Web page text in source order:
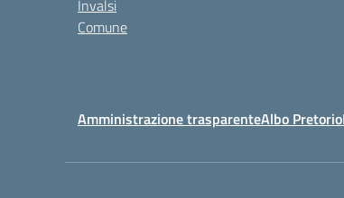
Invalsi
Comune
Amministrazione trasparenteAlbo Pretorio